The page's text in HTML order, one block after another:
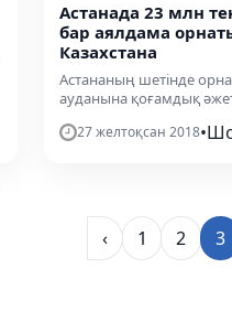
Астанада 23 млн
бар аялдама
Казахстана
Астананың шетінде
ауданына қоғамдық
27 желтоқсан 2018•
‹ 1 2 3